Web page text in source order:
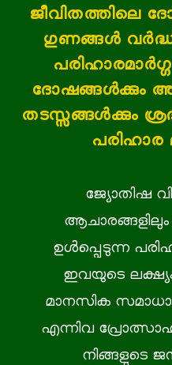
ജീവിതത്തിലെ
ഗുണങ്ങൾ
ദോഷങ്ങൾക്കും
തടസ്സങ്ങൾക്കും
പരിഹാര
ജ്യോതിഷ
ഉൾപ്പെടുന്ന
ഇവയുടെ
മാനസിക
എന്നിവ
നിങ്ങളുടെ